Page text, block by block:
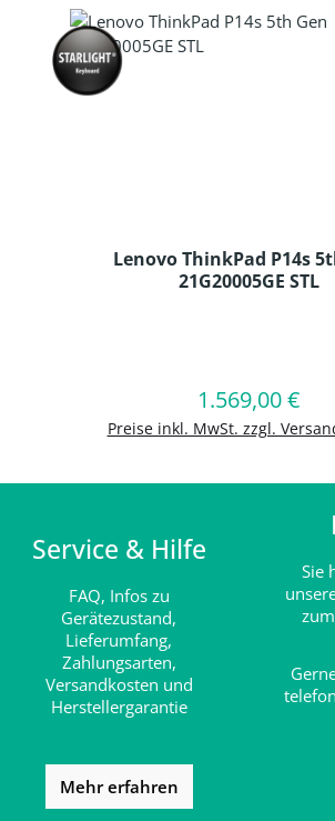
Lenovo ThinkPad P14s
21G20005GE STL
Regulärer Preis:
1.569,00 €
Preise inkl. MwSt. zzgl.
In den Warenkorb
Service & Hilfe
FAQ, Infos zu
Gerätezustand,
Lieferumfang,
Zahlungsarten,
Versandkosten und
Herstellergarantie
Mehr erfahren
Sie